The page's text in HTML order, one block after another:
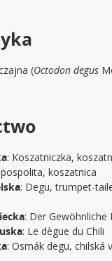
(Octodon degus
: Koszatniczka,
koszatnica
: Degu, trumpet-
: Der Gewöhnliche
: Le dègue du Chili
: Osmák degu, chilská